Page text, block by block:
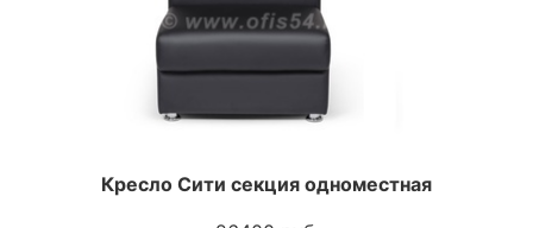
Кресло Сити секция одноместная